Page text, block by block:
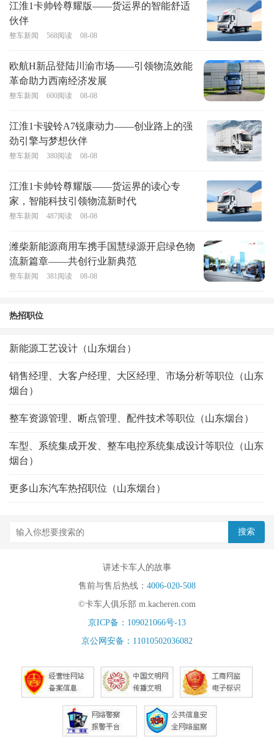
江淮1卡帅铃尊耀版——货运界的智能舒适
伙伴
整车新闻 568阅读 08-08
欧航H新品登陆川渝市场——引领物流效能
革命助力西南经济发展
整车新闻 600阅读 08-08
江淮1卡骏铃A7锐康动力——创业路上的强
劲引擎与梦想伙伴
整车新闻 380阅读 08-08
江淮1卡帅铃尊耀版——货运界的读心专
家，智能科技引领物流新时代
整车新闻 487阅读 08-08
潍柴新能源商用车携手国慧绿源开启绿色物
流新篇章——共创行业新典范
整车新闻 381阅读 08-08
热招职位
新能源工艺设计（山东烟台）
销售经理、大客户经理、大区经理、市场分析等职位（山东
烟台）
整车资源管理、断点管理、配件技术等职位（山东烟台）
车型、系统集成开发、整车电控系统集成设计等职位（山东
烟台）
更多山东汽车热招职位（山东烟台）
讲述卡车人的故事
售前与售后热线： 4006-020-508
©卡车人俱乐部 m.kacheren.com
京ICP备：109021066号-13
京公网安备：11010502036082